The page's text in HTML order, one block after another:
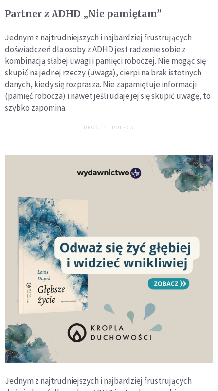
Partner z ADHD „Nie pamiętam”
Jednym z najtrudniejszych i najbardziej frustrujących
doświadczeń dla osoby z ADHD jest radzenie sobie z
kombinacją słabej uwagi i pamięci roboczej. Nie mogąc się
skupić na jednej rzeczy (uwaga), cierpi na brak istotnych
danych, kiedy się rozprasza. Nie zapamiętuje informacji
(pamięć robocza) i nawet jeśli udaje jej się skupić uwagę, to
szybko zapomina.
DEON.PL POLECA
Jednym z najtrudniejszych i najbardziej frustrujących